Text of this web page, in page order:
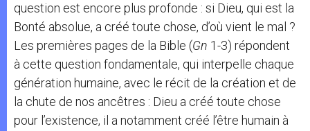
question est encore plus profonde : si Dieu, qui est la
Bonté absolue, a créé toute chose, d’où vient le mal ?
Les premières pages de la Bible (Gn 1-3) répondent
à cette question fondamentale, qui interpelle chaque
génération humaine, avec le récit de la création et de
la chute de nos ancêtres : Dieu a créé toute chose
pour l’existence, il a notamment créé l’être humain à